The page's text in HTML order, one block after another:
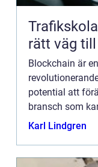
Trafikskola
rätt väg
Blockchain är
potential att
bransch som
bilindustrin, där
Karl Lindgren